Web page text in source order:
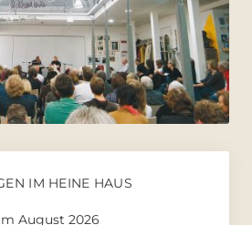
IM HEINE HAUS
August 2026